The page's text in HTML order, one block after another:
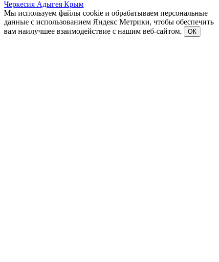
Черкесия Адыгея Крым
Мы используем файлы cookie и обрабатываем персональные
данные с использованием Яндекс Метрики, чтобы обеспечить
вам наилучшее взаимодействие с нашим веб-сайтом.
ОК